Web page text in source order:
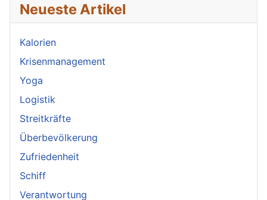
Neueste Artikel
Kalorien
Krisenmanagement
Yoga
Logistik
Streitkräfte
Überbevölkerung
Zufriedenheit
Schiff
Verantwortung